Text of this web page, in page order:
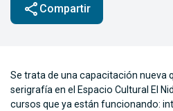
share Compartir
Se trata de una capacitación nueva
serigrafía en el Espacio Cultural El
cursos que ya están funcionando: